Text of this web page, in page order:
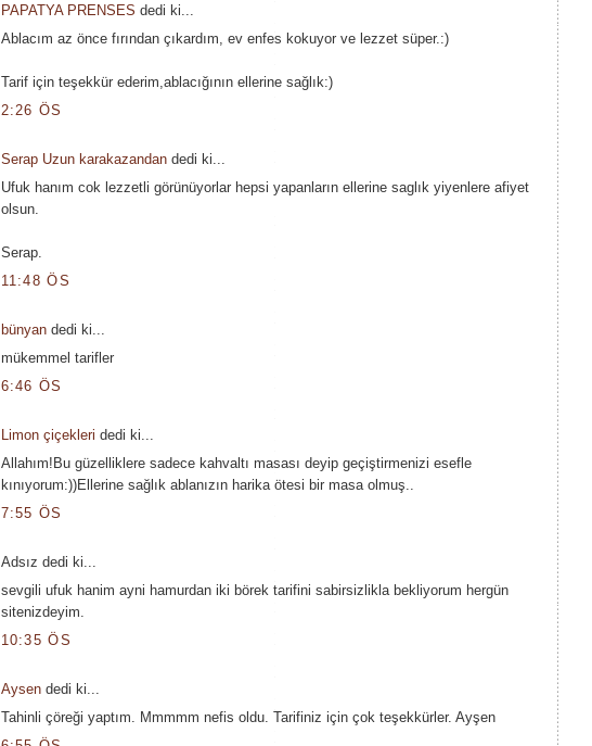
PAPATYA PRENSES dedi ki...
Ablacım az önce fırından çıkardım, ev enfes kokuyor ve lezzet süper.:)
Tarif için teşekkür ederim,ablacığının ellerine sağlık:)
2:26 ÖS
Serap Uzun karakazandandedi ki...
Ufuk hanım cok lezzetli görünüyorlar hepsi yapanların ellerine saglık yiyenlere afiyet
olsun.
Serap.
11:48 ÖS
bünyandedi ki...
mükemmel tarifler
6:46 ÖS
Limon çiçekleri dedi ki...
Allahım!Bu güzelliklere sadece kahvaltı masası deyip geçiştirmenizi esefle
kınıyorum:))Ellerine sağlık ablanızın harika ötesi bir masa olmuş..
7:55 ÖS
Adsız dedi ki...
sevgili ufuk hanim ayni hamurdan iki börek tarifini sabirsizlikla bekliyorum hergün
sitenizdeyim.
10:35 ÖS
Aysendedi ki...
Tahinli çöreği yaptım. Mmmmm nefis oldu. Tarifiniz için çok teşekkürler. Ayşen